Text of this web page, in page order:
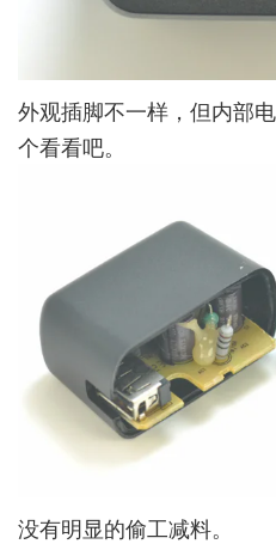
外观插脚不一样，但内部
个看看吧。
没有明显的偷工减料。